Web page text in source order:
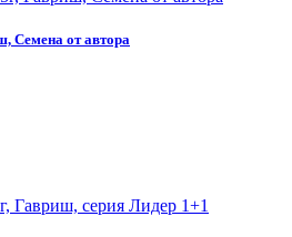
Семена от автора